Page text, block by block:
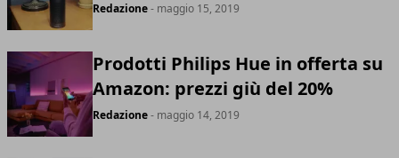
Redazione- maggio 15, 2019
Prodotti Philips Hue in offerta su
Amazon: prezzi giù del 20%
Redazione- maggio 14, 2019